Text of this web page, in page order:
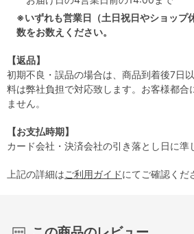
※いずれも営業日（土日祝日やショップ
数をお数えください。
【返品】
初期不良・誤品の場合は、商品到着後7日
料は弊社負担で対応致します。お客様都合
ません。
【お支払時期】
カード会社・決済会社の引き落とし日に準
上記の詳細はご利用ガイドにてご確認くだ